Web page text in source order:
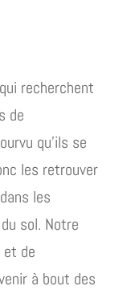
recherchent
de
qu’ils se
les retrouver
les
sol. Notre
de
à bout des